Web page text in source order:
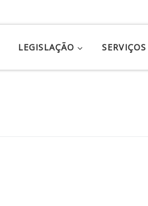
LEGISLAÇÃO SERVIÇOS